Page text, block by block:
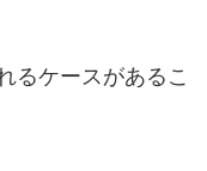
るケースがあるこ